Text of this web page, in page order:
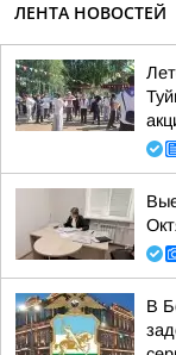
ЛЕНТА НОВОСТЕЙ
В